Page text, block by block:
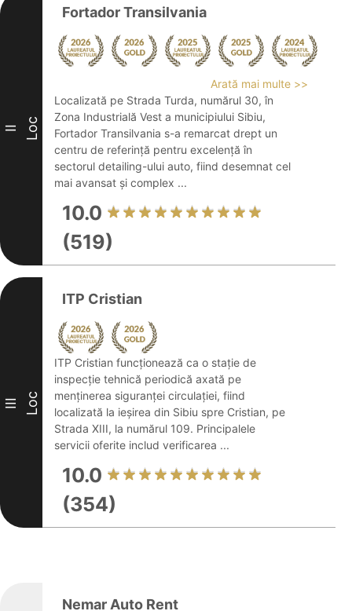
II Loc
Fortador Transilvania
Arată mai multe >>
Localizată pe Strada Turda, numărul 30, în
Zona Industrială Vest a municipiului Sibiu,
Fortador Transilvania s-a remarcat drept un
centru de referință pentru excelență în
sectorul detailing-ului auto, fiind desemnat cel
mai avansat și complex ...
10.0
(519)
III Loc
ITP Cristian
ITP Cristian funcționează ca o stație de
inspecție tehnică periodică axată pe
menținerea siguranței circulației, fiind
localizată la ieșirea din Sibiu spre Cristian, pe
Strada XIII, la numărul 109. Principalele
servicii oferite includ verificarea ...
10.0
(354)
Nemar Auto Rent